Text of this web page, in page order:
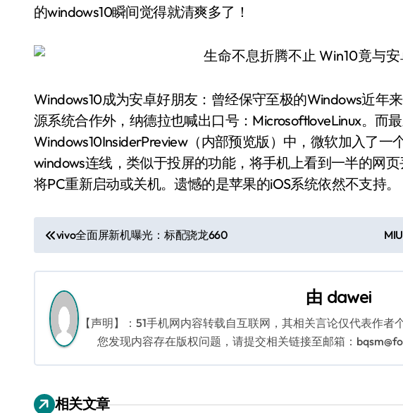
的windows10瞬间觉得就清爽多了！
Windows10成为安卓好朋友：曾经保守至极的Windows近年
源系统合作外，纳德拉也喊出口号：MicrosoftloveLinux。而
Windows10InsiderPreview（内部预览版）中，微软加入了一
windows连线，类似于投屏的功能，将手机上看到一半的网
将PC重新启动或关机。遗憾的是苹果的iOS系统依然不支持。
文
章
航
vivo全面屏新机曝光：标配骁龙660
由 dawei
【声明】：51手机网内容转载自互联网，其相关言论仅代表作
您发现内容存在版权问题，请提交相关链接至邮箱：
相关文章